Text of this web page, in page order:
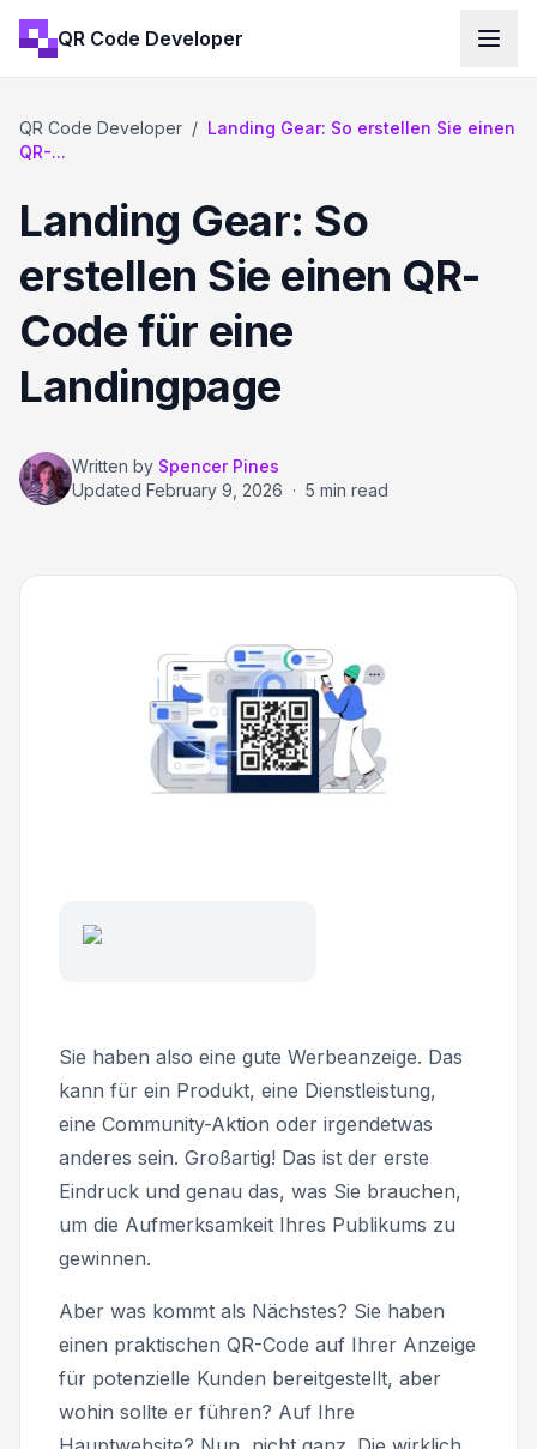
QR Code Developer
QR Code Developer / Landing Gear: So erstellen Sie einen
QR-...
Landing Gear: So
erstellen Sie einen QR-
Code für eine
Landingpage
Written by Spencer Pines
Updated February 9, 2026 · 5 min read
Sie haben also eine gute Werbeanzeige. Das
kann für ein Produkt, eine Dienstleistung,
eine Community-Aktion oder irgendetwas
anderes sein. Großartig! Das ist der erste
Eindruck und genau das, was Sie brauchen,
um die Aufmerksamkeit Ihres Publikums zu
gewinnen.
Aber was kommt als Nächstes? Sie haben
einen praktischen QR-Code auf Ihrer Anzeige
für potenzielle Kunden bereitgestellt, aber
wohin sollte er führen? Auf Ihre